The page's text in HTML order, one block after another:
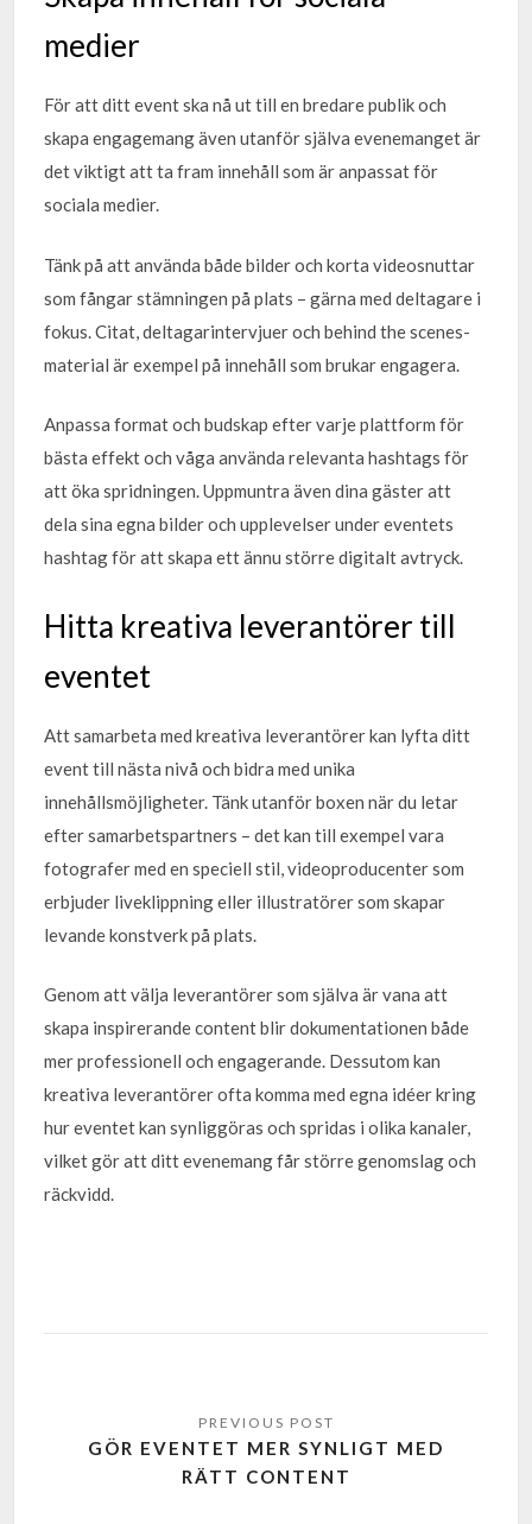
medier
För att ditt event ska nå ut till en bredare publik och
skapa engagemang även utanför själva evenemanget är
det viktigt att ta fram innehåll som är anpassat för
sociala medier.
Tänk på att använda både bilder och korta videosnuttar
som fångar stämningen på plats – gärna med deltagare i
fokus. Citat, deltagarintervjuer och behind the scenes-
material är exempel på innehåll som brukar engagera.
Anpassa format och budskap efter varje plattform för
bästa effekt och våga använda relevanta hashtags för
att öka spridningen. Uppmuntra även dina gäster att
dela sina egna bilder och upplevelser under eventets
hashtag för att skapa ett ännu större digitalt avtryck.
Hitta kreativa leverantörer till
eventet
Att samarbeta med kreativa leverantörer kan lyfta ditt
event till nästa nivå och bidra med unika
innehållsmöjligheter. Tänk utanför boxen när du letar
efter samarbetspartners – det kan till exempel vara
fotografer med en speciell stil, videoproducenter som
erbjuder liveklippning eller illustratörer som skapar
levande konstverk på plats.
Genom att välja leverantörer som själva är vana att
skapa inspirerande content blir dokumentationen både
mer professionell och engagerande. Dessutom kan
kreativa leverantörer ofta komma med egna idéer kring
hur eventet kan synliggöras och spridas i olika kanaler,
vilket gör att ditt evenemang får större genomslag och
räckvidd.
GÖR EVENTET MER SYNLIGT MED
RÄTT CONTENT